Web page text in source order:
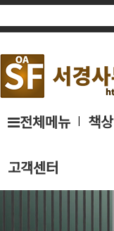
전체메뉴 | 책상
고객센터